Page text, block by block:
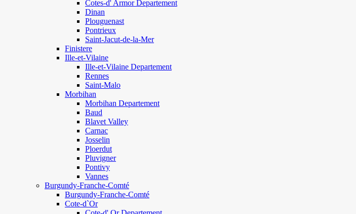
Cotes-d' Armor Departement
Dinan
Plouguenast
Pontrieux
Saint-Jacut-de-la-Mer
Finistere
Ille-et-Vilaine
Ille-et-Vilaine Departement
Rennes
Saint-Malo
Morbihan
Morbihan Departement
Baud
Blavet Valley
Carnac
Josselin
Ploerdut
Pluvigner
Pontivy
Vannes
Burgundy-Franche-Comté
Burgundy-Franche-Comté
Cote-d`Or